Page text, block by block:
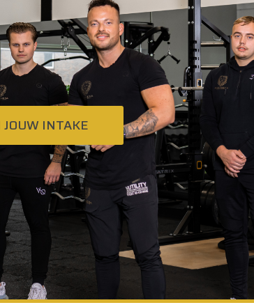
JOUW INTAKE